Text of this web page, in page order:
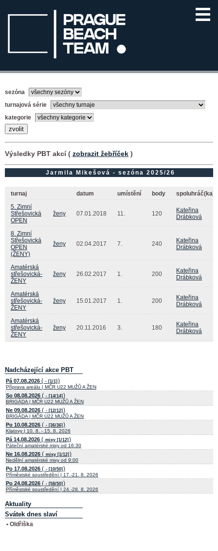
sezóna
turnajová série
kategorie
Výsledky PBT akcí ( zobrazit žebříček )
Jarmila Mikešová - sezóna 2025/26
turnaj datum umístění body
spoluhráč(ka)
5. Zimní
Střešovická
OPEN
ženy 07.01.2018 11. 120
Kateřina
Drábková
8. Zimní
Střešovická
OPEN
(ŽENY)
ženy 02.04.2017 7. 240
Kateřina
Drábková
Amatérská
střešovická-
ŽENY
ženy 26.02.2017 1. 200
Kateřina
Drábková
Amatérská
střešovická-
ŽENY
ženy 15.01.2017 1. 200
Kateřina
Drábková
Amatérská
střešovická-
ŽENY
ženy 20.11.2016 3. 180
Kateřina
Drábková
Nadcházející akce PBT
Pá 07.08.2026 ( - [1/1] )
Příprava areálu | MČR U22 MUŽŮ A ŽEN
So 08.08.2026 ( - [14/14] )
BRIGÁDA | MČR U22 MUŽŮ A ŽEN
Ne 09.08.2026 ( - [12/12] )
BRIGÁDA | MČR U22 MUŽŮ A ŽEN
Po 10.08.2026 ( - [36/36] )
Klatovy | 10. 8. - 15. 8. 2026
Pá 14.08.2026 ( mixy [1/12] )
Páteční amatérské mixy od 16:30
Ne 16.08.2026 ( mixy [1/12] )
Nedělní amatérské mixy od 9:00
Po 17.08.2026 ( - [10/50] )
Příměstské soustředění | 17.-21. 8. 2026
Po 24.08.2026 ( - [58/50] )
Příměstské soustředění | 24.-28. 8. 2026
Aktuality
Svátek dnes slaví
• Oldřiška